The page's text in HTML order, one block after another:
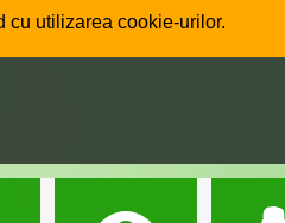
cu utilizarea cookie-urilor.